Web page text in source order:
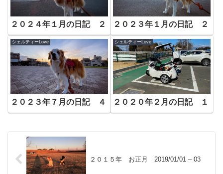
２０２４年１月の日記 ２ ２０２３年１月の日記 ２
シェルティーLove
２０２３年７月の日記 ４
シェルティーLove
２０２０年２月の日記 １
２０１５年 お正月 2019/01/01 – 03